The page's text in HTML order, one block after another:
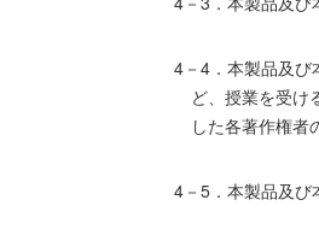
4－4．本製品及び
ど、授業を受け
した各著作権者
4－5．本製品及び